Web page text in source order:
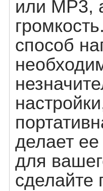
или MP3,
способ
делает
для
сделайте